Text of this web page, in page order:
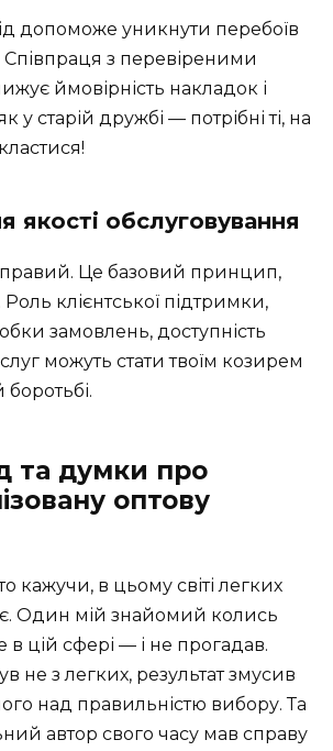
допоможе уникнути перебоїв
Співпраця з перевіреними
ймовірність накладок і
у старій дружбі — потрібні ті, на
якості обслуговування
правий. Це базовий принцип,
клієнтської підтримки,
замовлень, доступність
можуть стати твоїм козирем
боротьбі.
та думки про
оптову
кажучи, в цьому світі легких
Один мій знайомий колись
в цій сфері — і не прогадав.
не з легких, результат змусив
над правильністю вибору. Та
автор свого часу мав справу